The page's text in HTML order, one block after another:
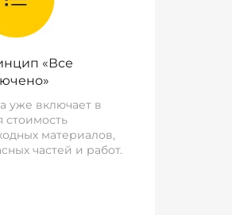
«Все
уже включает в
стоимость
материалов,
частей и работ.